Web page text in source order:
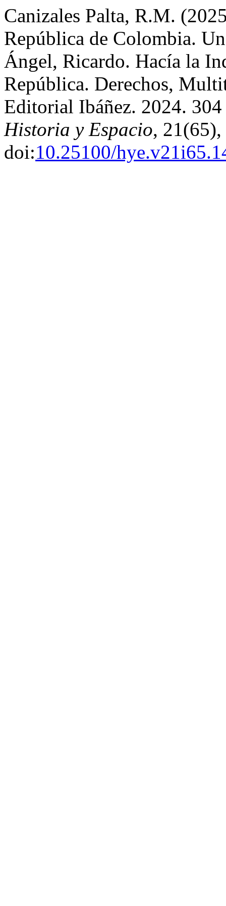
Canizales Palta, R.M.
República de Colombia.
Ángel, Ricardo. Hacía la
República. Derechos,
Editorial Ibáñez. 2024.
Historia y Espacio,
doi:10.25100/